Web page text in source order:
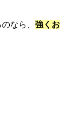
なら、 強くお